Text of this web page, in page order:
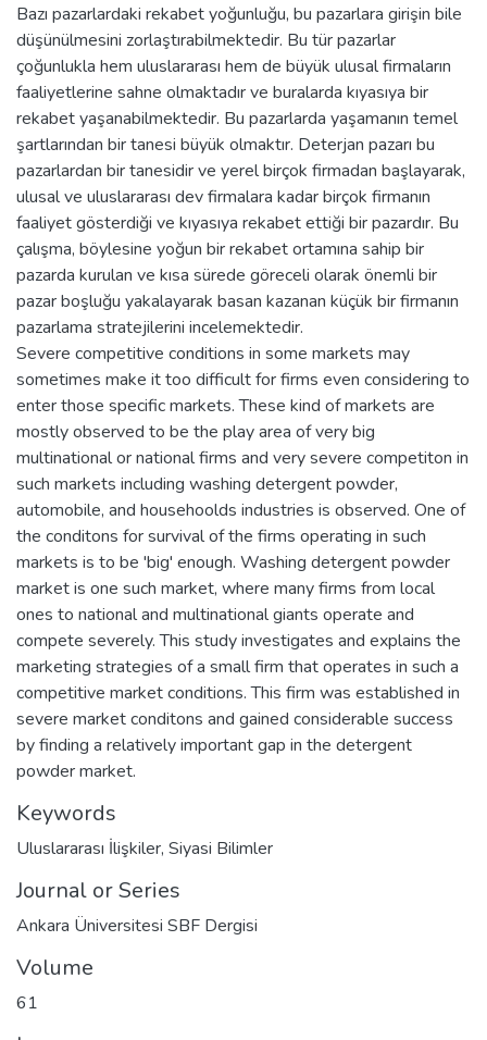
Bazı pazarlardaki rekabet yoğunluğu, bu pazarlara girişin bile
düşünülmesini zorlaştırabilmektedir. Bu tür pazarlar
çoğunlukla hem uluslararası hem de büyük ulusal firmaların
faaliyetlerine sahne olmaktadır ve buralarda kıyasıya bir
rekabet yaşanabilmektedir. Bu pazarlarda yaşamanın temel
şartlarından bir tanesi büyük olmaktır. Deterjan pazarı bu
pazarlardan bir tanesidir ve yerel birçok firmadan başlayarak,
ulusal ve uluslararası dev firmalara kadar birçok firmanın
faaliyet gösterdiği ve kıyasıya rekabet ettiği bir pazardır. Bu
çalışma, böylesine yoğun bir rekabet ortamına sahip bir
pazarda kurulan ve kısa sürede göreceli olarak önemli bir
pazar boşluğu yakalayarak basan kazanan küçük bir firmanın
pazarlama stratejilerini incelemektedir.
Severe competitive conditions in some markets may
sometimes make it too difficult for firms even considering to
enter those specific markets. These kind of markets are
mostly observed to be the play area of very big
multinational or national firms and very severe competiton in
such markets including washing detergent powder,
automobile, and househoolds industries is observed. One of
the conditons for survival of the firms operating in such
markets is to be 'big' enough. Washing detergent powder
market is one such market, where many firms from local
ones to national and multinational giants operate and
compete severely. This study investigates and explains the
marketing strategies of a small firm that operates in such a
competitive market conditions. This firm was established in
severe market conditons and gained considerable success
by finding a relatively important gap in the detergent
powder market.
Keywords
Uluslararası İlişkiler, Siyasi Bilimler
Journal or Series
Ankara Üniversitesi SBF Dergisi
Volume
61